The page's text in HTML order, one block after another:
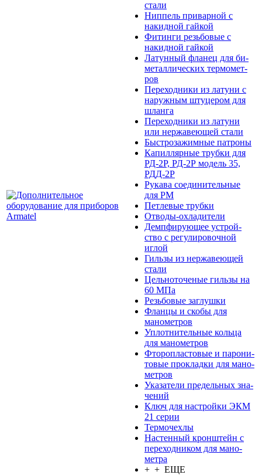
стали
Ниппель при­вар­ной с
накидной гайкой
Фитинги резьбовые с
накидной гайкой
Латунный фла­нец для би­
ме­тал­ли­чес­ких тер­мо­мет­
ров
Переходники из ла­ту­ни с
на­руж­ным шту­це­ром для
шлан­га
Переходники из ла­ту­ни
или нер­жа­вею­щей стали
Быстрозажимные патроны
Капиллярные трубки для
РД-2Р, РД-2Р модель 35,
РДД-2Р
Рукава сое­ди­ни­тель­ные
для РМ
Петлевые трубки
Отводы-охладители
Демпфи­рую­щее устрой­
ство с ре­гу­ли­ро­воч­ной
иглой
Гильзы из нер­жа­вею­щей
стали
Цельноточеные гильзы на
60 МПа
Резьбовые заглушки
Фланцы и скобы для
манометров
Уплотнительные коль­ца
для ма­но­мет­ров
Фторопласто­вые и паро­ни­
то­вые про­кладки для ма­но­
мет­ров
Указатели пре­дель­ных зна­
че­ний
Ключ для на­строй­ки ЭКМ
21 серии
Термочехлы
Настен­ный крон­штейн с
пере­ход­ни­ком для ма­но­
мет­ра
+ + ЕЩЕ